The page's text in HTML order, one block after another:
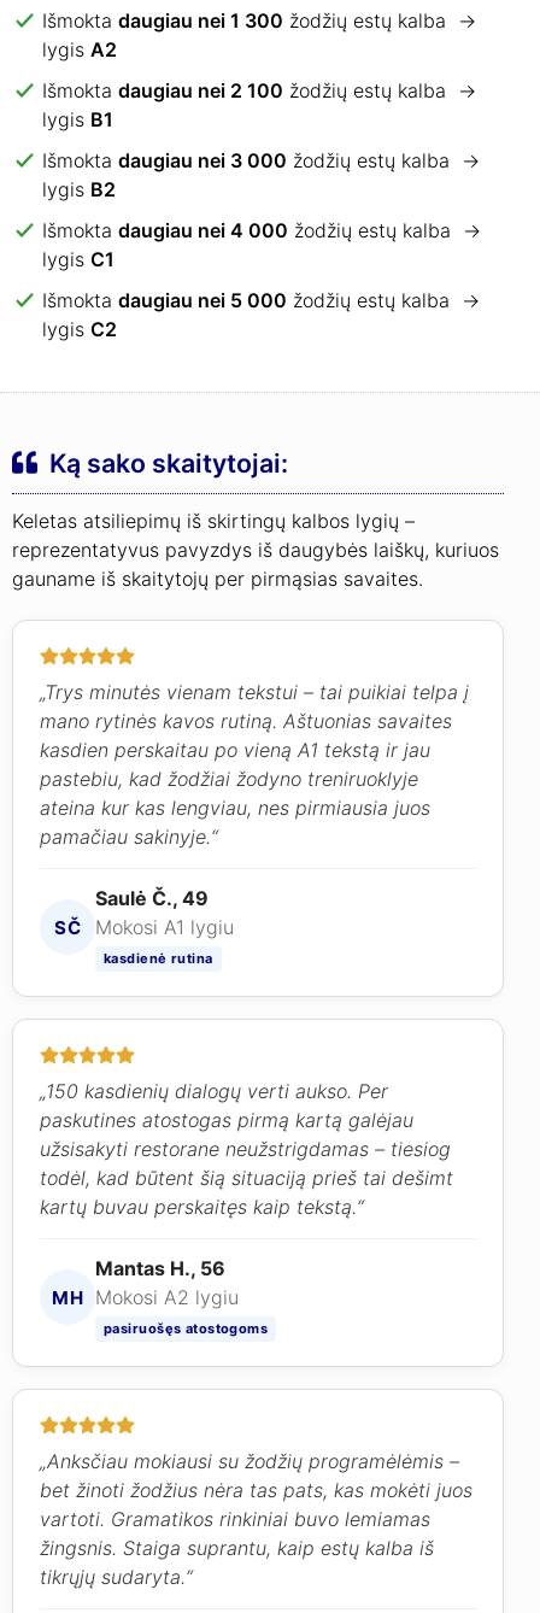
Išmokta daugiau nei 1 300 žodžių estų kalba →
lygis A2
Išmokta daugiau nei 2 100 žodžių estų kalba →
lygis B1
Išmokta daugiau nei 3 000 žodžių estų kalba →
lygis B2
Išmokta daugiau nei 4 000 žodžių estų kalba →
lygis C1
Išmokta daugiau nei 5 000 žodžių estų kalba →
lygis C2
Ką sako skaitytojai:
Keletas atsiliepimų iš skirtingų kalbos lygių –
reprezentatyvus pavyzdys iš daugybės laiškų, kuriuos
gauname iš skaitytojų per pirmąsias savaites.
„Trys minutės vienam tekstui – tai puikiai telpa į
mano rytinės kavos rutiną. Aštuonias savaites
kasdien perskaitau po vieną A1 tekstą ir jau
pastebiu, kad žodžiai žodyno treniruoklyje
ateina kur kas lengviau, nes pirmiausia juos
pamačiau sakinyje.“
SČ
Saulė Č., 49
Mokosi A1 lygiu
kasdienė rutina
„150 kasdienių dialogų verti aukso. Per
paskutines atostogas pirmą kartą galėjau
užsisakyti restorane neužstrigdamas – tiesiog
todėl, kad būtent šią situaciją prieš tai dešimt
kartų buvau perskaitęs kaip tekstą.“
MH
Mantas H., 56
Mokosi A2 lygiu
pasiruošęs atostogoms
„Anksčiau mokiausi su žodžių programėlėmis –
bet žinoti žodžius nėra tas pats, kas mokėti juos
vartoti. Gramatikos rinkiniai buvo lemiamas
žingsnis. Staiga suprantu, kaip estų kalba iš
tikrųjų sudaryta.“